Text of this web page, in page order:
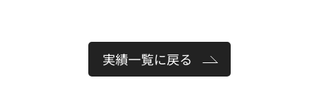
実績一覧に戻る